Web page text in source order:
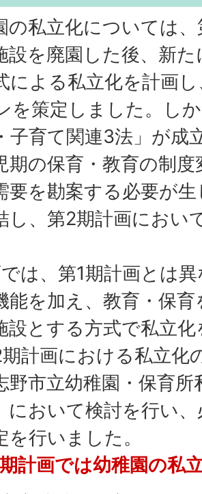
の私立化については
設を廃園した後、新
による私立化を計画
を策定しました。し
子育て関連3法」が
期の保育・教育の制
要を勘案する必要が
し、第2期計画におい
は、第1期計画とは
能を加え、教育・保
設とする方式で私立
計画における私立化
野市立幼稚園・保育
において検討を行い
を行いました。
計画では幼稚園の私